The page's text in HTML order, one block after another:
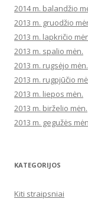
2014 m. balandžio
2013 m. gruodžio
2013 m. lapkričio
2013 m. spalio mėn.
2013 m. rugsėjo mėn.
2013 m. rugpjūčio
2013 m. liepos mėn.
2013 m. birželio mėn.
2013 m. gegužės
KATEGORIJOS
Kiti straipsniai